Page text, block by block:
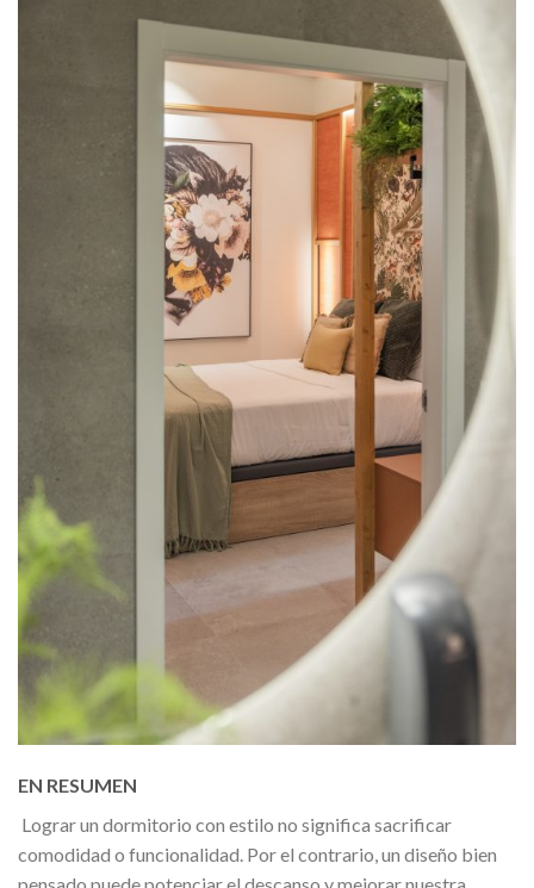
EN RESUMEN
Lograr un dormitorio con estilo no significa sacrificar
comodidad o funcionalidad. Por el contrario, un diseño bien